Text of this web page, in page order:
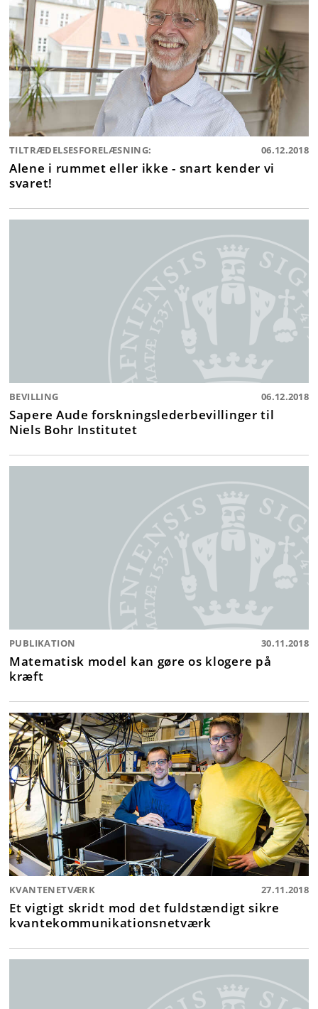
TILTRÆDELSESFORELÆSNING: 06.12.2018
Alene i rummet eller ikke - snart kender vi
svaret!
BEVILLING 06.12.2018
Sapere Aude forskningslederbevillinger til
Niels Bohr Institutet
PUBLIKATION 30.11.2018
Matematisk model kan gøre os klogere på
kræft
KVANTENETVÆRK 27.11.2018
Et vigtigt skridt mod det fuldstændigt sikre
kvantekommunikationsnetværk